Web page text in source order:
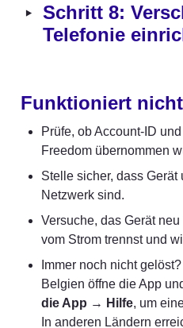
‣ Schritt 8:
Telefonie
Funktioniert
Prüfe, ob Account-ID
Freedom übernommen
Stelle sicher, dass
Netzwerk sind.
Versuche, das Gerät
vom Strom trennst und
Immer noch nicht
Belgien öffne die App
die App → Hilfe, um